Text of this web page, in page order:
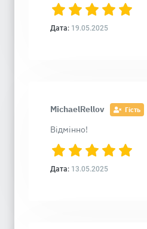
Дата: 19.05.2025
MichaelRellov Гість
Відмінно!
Дата: 13.05.2025